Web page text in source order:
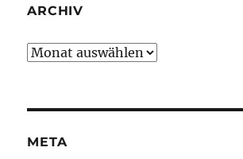
ARCHIV
Archiv
META